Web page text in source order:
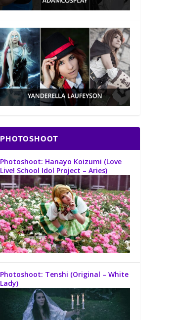
PHOTOSHOOT
Photoshoot: Hanayo Koizumi (Love
Live! School Idol Project – Aries)
Photoshoot: Tenshi (Original – White
Lady)